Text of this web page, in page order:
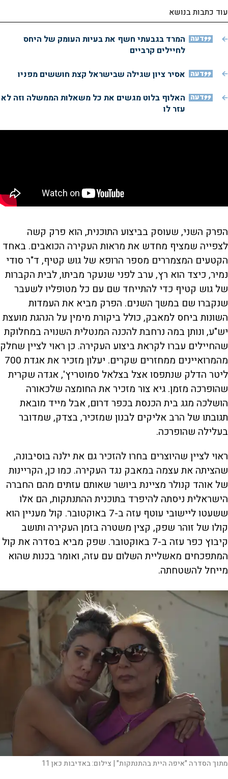
עוד כתבות בנושא
דעה המרד בגבעתי חשף את בעיות העומק של היחס
לחיילים קרביים
דעה אסיר ציון שגילה שבישראל קצת חוששים מפניו
דעה האלוף בלוט מגשים את כל משאלות הממשלה וזה לא
עזר לו
הפרק השני, שעוסק בביצוע התוכנית, הוא פרק קשה
לצפייה שמציף מחדש את מראות העקירה הכואבים. באחד
הקטעים המצמררים מספר הרופא של גוש קטיף, ד"ר סודי
נמיר, כיצד הוא רץ, ערב לפני שנעקר מביתו, לבית הקברות
של גוש קטיף כדי להתייחד שם עם כל מטופליו לשעבר
שנקברו שם במשך השנים. הפרק מביא את העמדות
השונות ביחס למאבק, כולל ביקורת מימין על הנהגת מועצת
יש"ע, ונותן במה נרחבת להכנה המנטלית השנויה במחלוקת
שהחיילים עברו לקראת ביצוע העקירה. כן ראוי לציין שחלק
מהמרואיינים ממחזרים שקרים. יעלון מזכיר את אגדת 700
ליטר הדלק שנתפסו אצל בצלאל סמוטריץ', אגדה שקרית
שהופרכה מזמן. גיא צור מזכיר את החומצה שלכאורה
הושלכה מגג בית הכנסת בכפר דרום, אבל מייד מובאת
תגובתו של הרב אליקים לבנון שמזכיר, בצדק, שמדובר
בעלילה שהופרכה.
ראוי לציין שהיוצרים בחרו להזכיר גם את ילנה בוסיבונה,
שהציתה את עצמה במאבק נגד העקירה. כמו כן, הקריינות
של אוהד קנולר מציינת ביושר שאותם עזתים מהם החברה
הישראלית ניסתה להיפרד בתוכנית ההתנתקות, הם אלו
ששעטו ליישובי עוטף עזה ב-7 באוקטובר. קול מעניין הוא
קולו של זוהר שפק, קצין משטרה בזמן העקירה ותושב
קיבוץ כפר עזה ב-7 באוקטובר. שפק מביא בסדרה את קול
המתפכחים מאשליית השלום עם עזה, ואומר בכנות שהוא
מייחל להשטחתה.
מתוך הסדרה "איפה היית בהתנתקות" | צילום:באדיבות כאן 11